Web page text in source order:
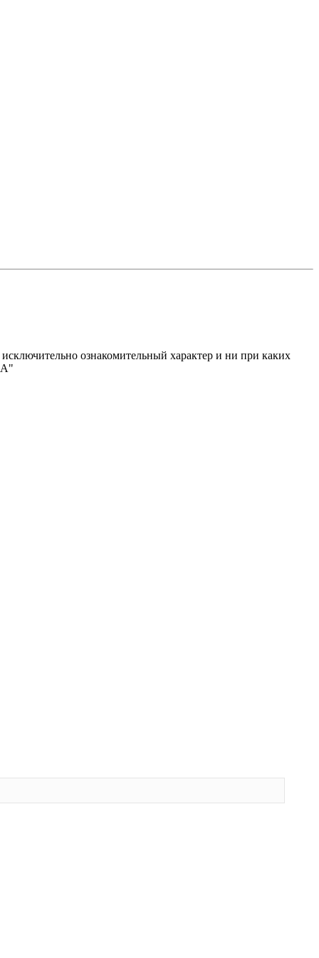
ознакомительный характер и ни при каких